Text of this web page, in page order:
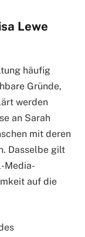
Lewe
häufig
Gründe,
werden
an Sarah
mit deren
Dasselbe gilt
Media-
auf die